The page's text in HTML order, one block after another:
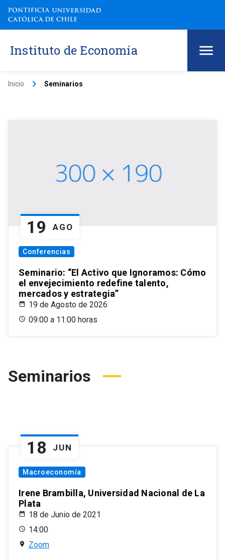
Instituto de Economía
Inicio keyboard_arrow_right Seminarios
19 AGO
Conferencias
Seminario: “El Activo que Ignoramos: Cómo
el envejecimiento redefine talento,
mercados y estrategia”
19 de Agosto de 2026
09:00 a 11:00 horas
Seminarios
18 JUN
Macroeconomía
Irene Brambilla, Universidad Nacional de La
Plata
18 de Junio de 2021
14:00
Zoom